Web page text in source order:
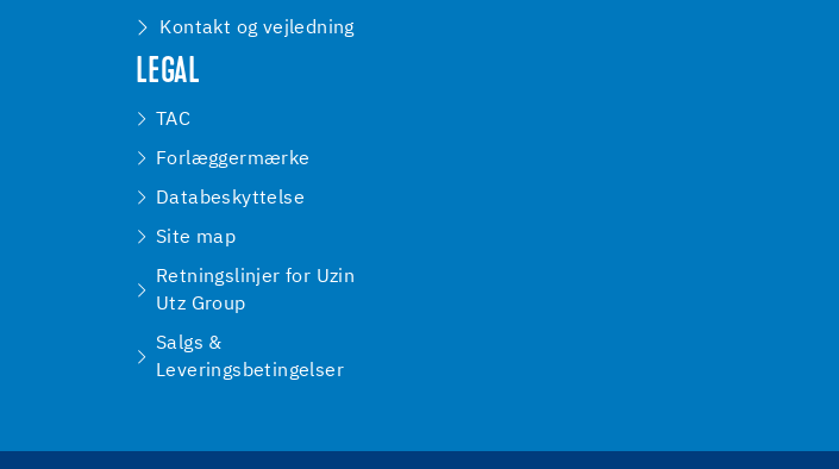
Kontakt og vejledning
LEGAL
TAC
Forlæggermærke
Databeskyttelse
Site map
Retningslinjer for Uzin
Utz Group
Salgs &
Leveringsbetingelser